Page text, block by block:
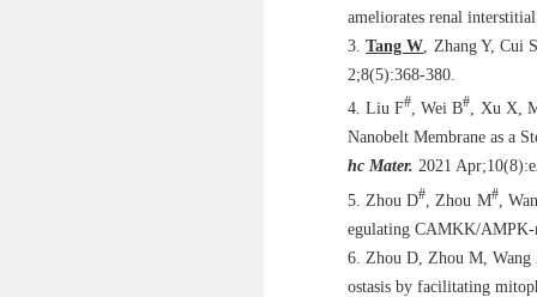
ameliorates renal
3.Tang W , Zhang Y, Cui
2;8(5):368-380.
4. Liu F#, Wei B#, Xu X,
Nanobelt Membrane as a
hc Mater. 2021
5. Zhou D# , Zhou M#,
egulating CAMKK/AMPK-
6. Zhou D, Zhou M,
ostasis by facilitating